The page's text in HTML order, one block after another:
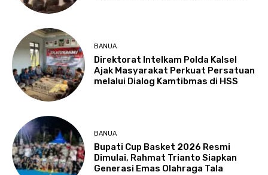
BANUA
Direktorat Intelkam Polda Kalsel
Ajak Masyarakat Perkuat Persatuan
melalui Dialog Kamtibmas di HSS
BANUA
Bupati Cup Basket 2026 Resmi
Dimulai, Rahmat Trianto Siapkan
Generasi Emas Olahraga Tala